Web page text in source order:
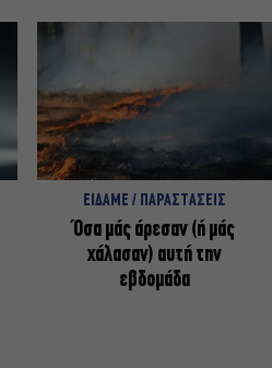
ΕΙΔΑΜΕ / ΠΑΡΑΣΤΑΣΕΙΣ
Όσα μάς άρεσαν (ή μάς
χάλασαν) αυτή την
εβδομάδα